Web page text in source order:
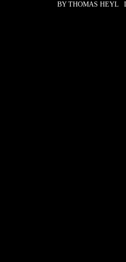
BY THOMAS HEYL